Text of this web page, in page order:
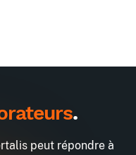
.
peut répondre à